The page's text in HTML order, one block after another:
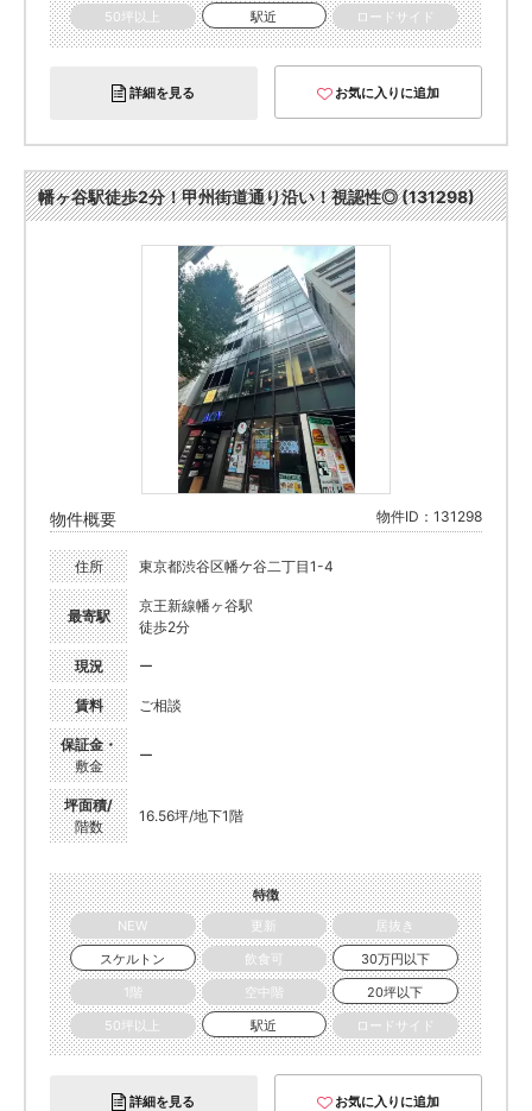
50坪以上
駅近 ロードサイド
詳細を見る お気に入りに追加
幡ヶ谷駅徒歩2分！甲州街道通り沿い！視認性◎ (131298)
物件概要 物件ID：131298
住所 東京都渋谷区幡ケ谷二丁目1-4
最寄駅
京王新線幡ヶ谷駅
徒歩2分
現況 ー
賃料 ご相談
保証金・
敷金
ー
坪面積/
階数
16.56坪/地下1階
特徴
NEW
更新
居抜き
スケルトン
飲食可
30万円以下
1階
空中階
20坪以下
50坪以上
駅近 ロードサイド
詳細を見る お気に入りに追加